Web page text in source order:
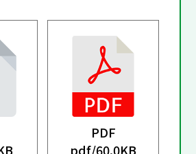
PDF
pdf/60.0KB